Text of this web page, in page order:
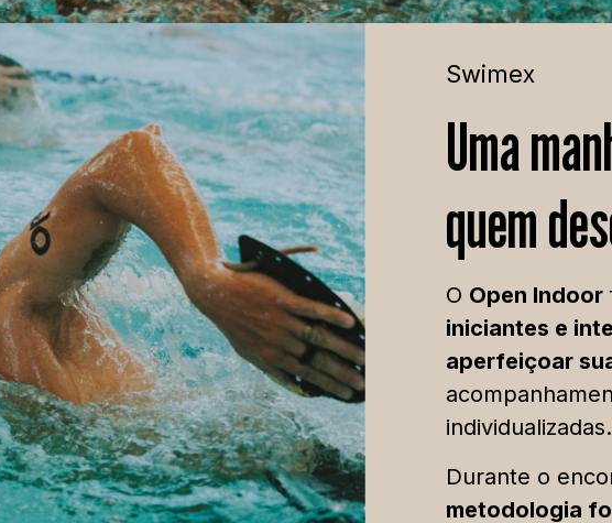
Swimex
Uma
quem
O Open Indoor
iniciantes e
aperfeiçoar
individualizadas.
Durante o
metodologia